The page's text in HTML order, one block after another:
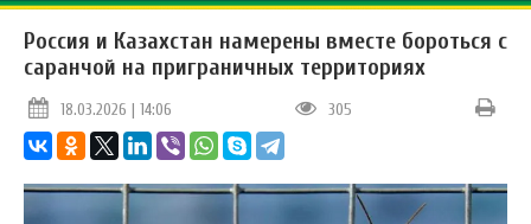
Россия и Казахстан намерены вместе бороться с
саранчой на приграничных территориях
18.03.2026 | 14:06 305